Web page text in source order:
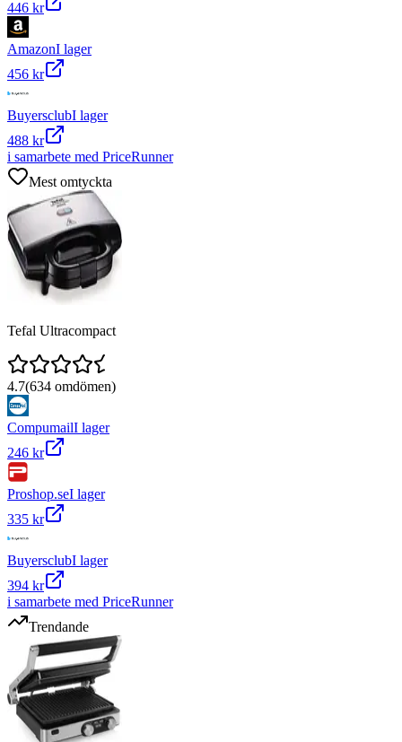
446 kr
AmazonI lager
456 kr
BuyersclubI lager
488 kr
i samarbete med PriceRunner
Mest omtyckta
Tefal Ultracompact
4.7(634 omdömen)
CompumailI lager
246 kr
Proshop.seI lager
335 kr
BuyersclubI lager
394 kr
i samarbete med PriceRunner
Trendande